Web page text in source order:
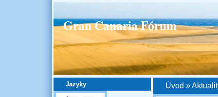
Gran Canaria Fórum
Jazyky Úvod »